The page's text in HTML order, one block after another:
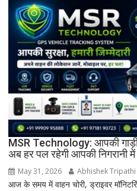
MSR Technology: आपकी गाड़ी
अब हर पल रहेगी आपकी निगरानी में
May 31, 2026 Abhishek Tripathi
आज के समय में वाहन चोरी, ड्राइवर